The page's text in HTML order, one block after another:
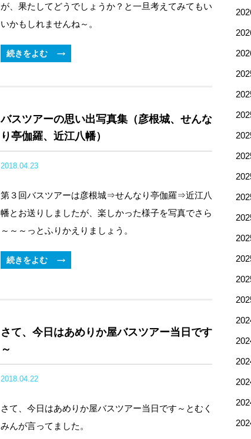
が、果たしてどうでしょうか？と一旦考えてみてもい
いかもしれませんね～。
続きをよむ
バスツアーの思い出写真集（彦根城、せんな
り亭伽羅、近江八幡）
2018.04.23
第３回バスツアーは彦根城⇒せんなり亭伽羅⇒近江八
幡とお送りしましたが、楽しかった様子を写真でさら
～～～っとふりかえりましょう。
続きをよむ
さて、今日はあめりか屋バスツアー当日です
～
2018.04.22
さて、今日はあめりか屋バスツアー当日です～とむく
みんが言ってました。